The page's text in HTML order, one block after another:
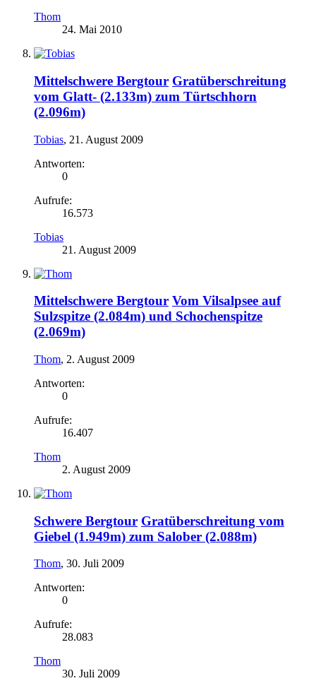
Thom
24. Mai 2010
Mittelschwere Bergtour Gratüberschreitung
vom Glatt- (2.133m) zum Türtschhorn
(2.096m)
Tobias, 21. August 2009
Antworten:
0
Aufrufe:
16.573
Tobias
21. August 2009
Mittelschwere Bergtour Vom Vilsalpsee auf
Sulzspitze (2.084m) und Schochenspitze
(2.069m)
Thom, 2. August 2009
Antworten:
0
Aufrufe:
16.407
Thom
2. August 2009
Schwere Bergtour Gratüberschreitung vom
Giebel (1.949m) zum Salober (2.088m)
Thom, 30. Juli 2009
Antworten:
0
Aufrufe:
28.083
Thom
30. Juli 2009